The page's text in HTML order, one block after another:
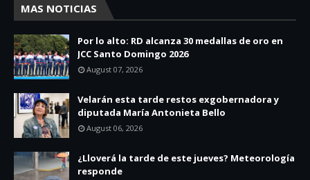
MAS NOTICIAS
Por lo alto: RD alcanza 30 medallas de oro en
JCC Santo Domingo 2026
August 07, 2026
Velarán esta tarde restos exgobernadora y
diputada María Antonieta Bello
August 06, 2026
¿Lloverá la tarde de este jueves? Meteorología
responde